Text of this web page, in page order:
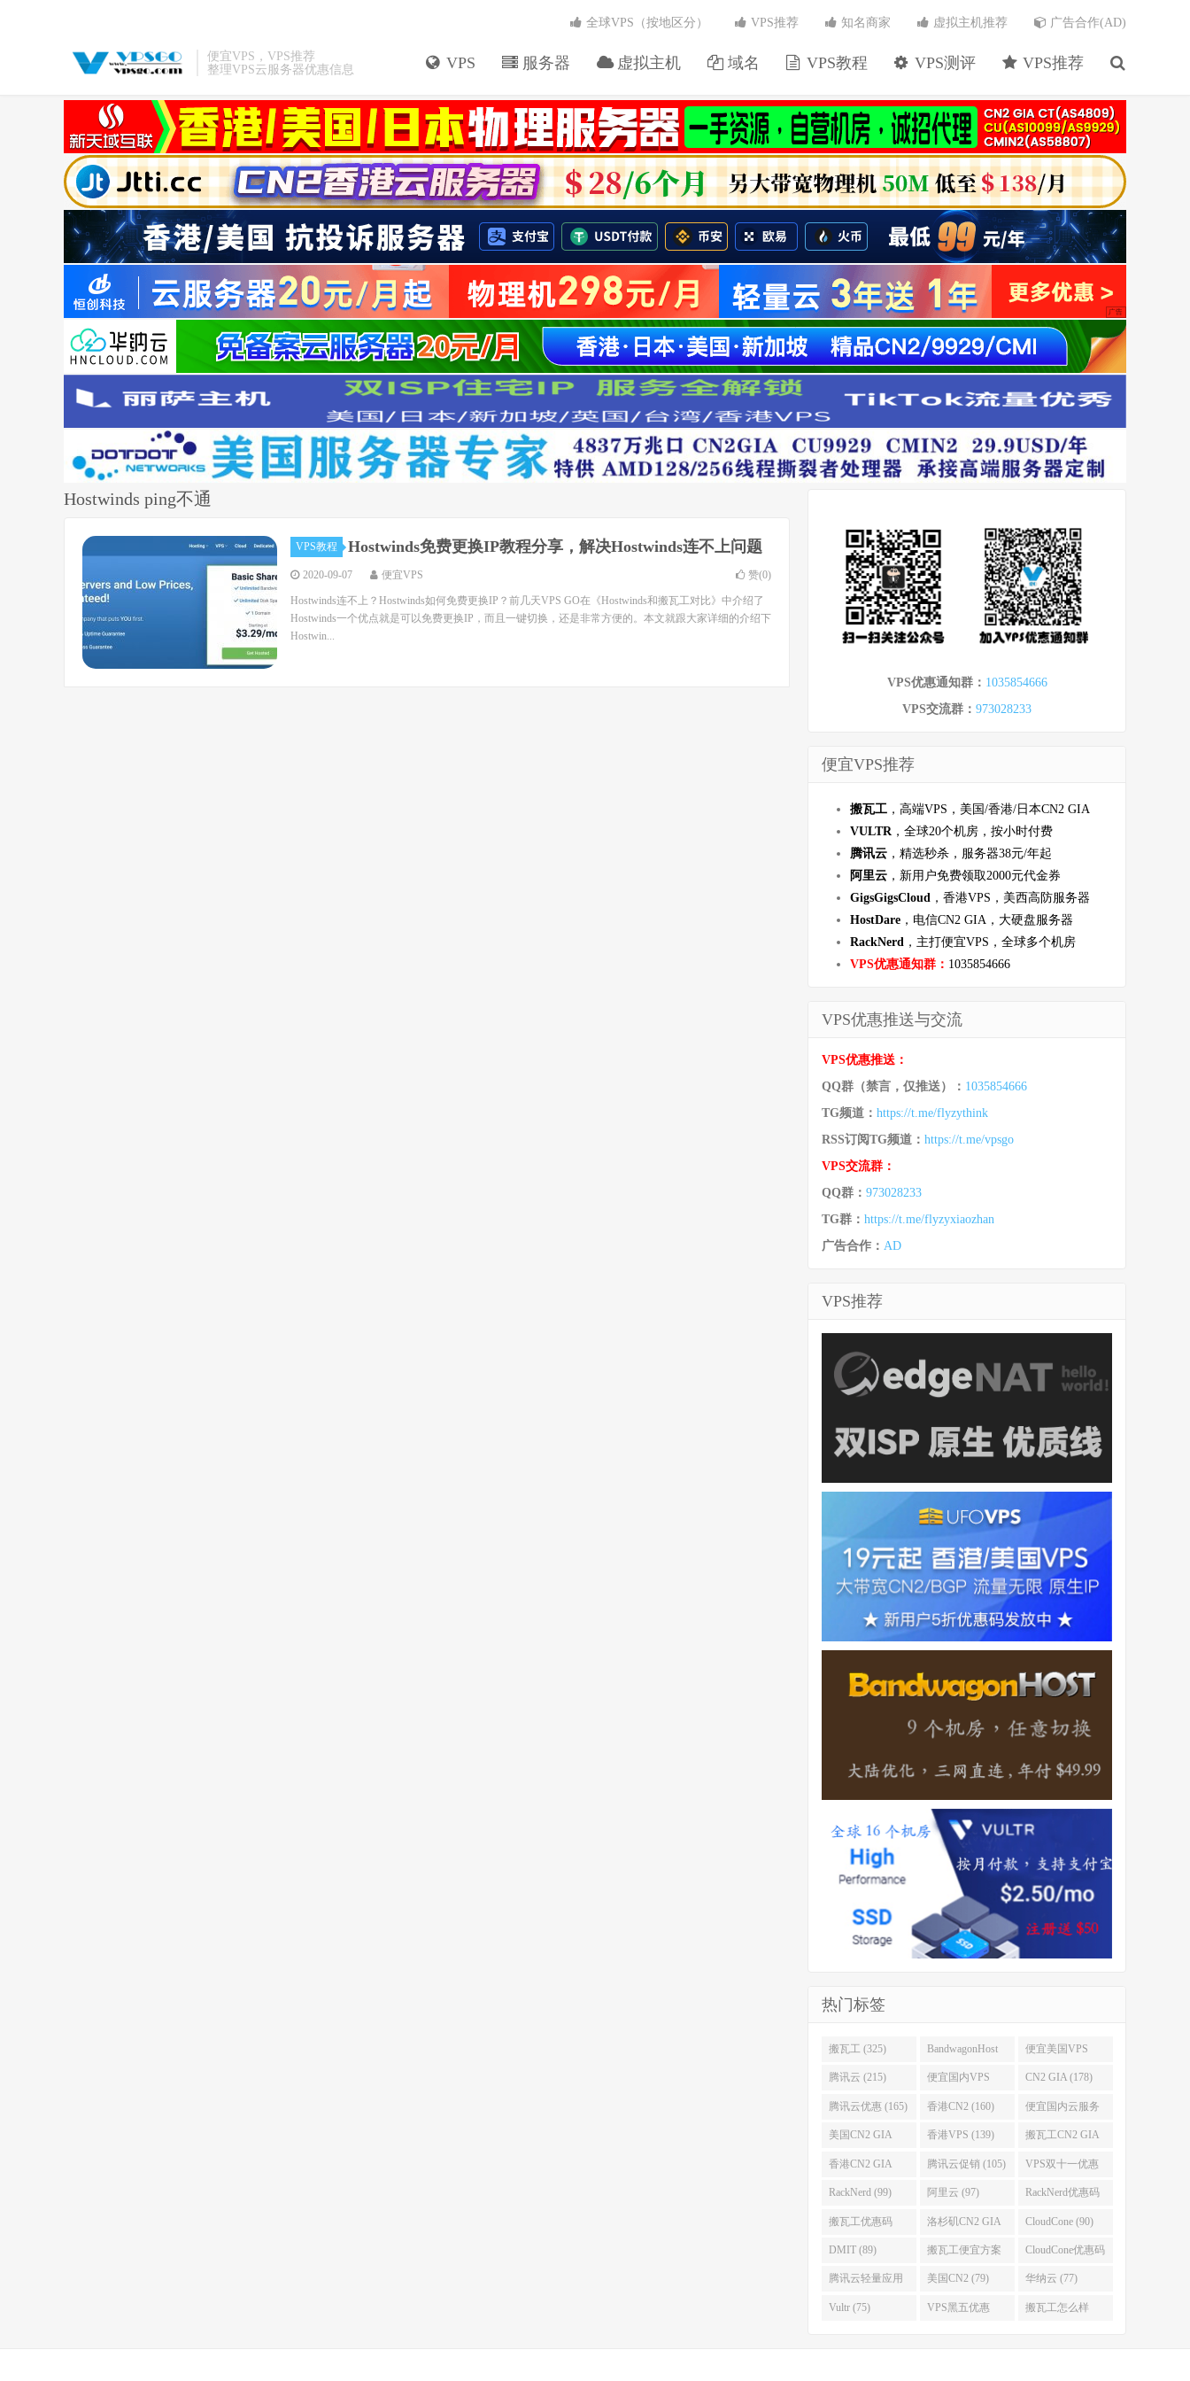
便宜VPS，VPS推荐
整理VPS云服务器优惠信息
VPS 服务器 虚拟主机 域名 VPS教程 VPS测评 VPS推荐
全球VPS（按地区分） VPS推荐 知名商家 虚拟主机推荐 广告合作(AD)
Hostwinds ping不通
VPS教程 Hostwinds免费更换IP教程分享，解决Hostwinds连不上问题
2020-09-07 便宜VPS 赞(0)
Hostwinds连不上？Hostwinds如何免费更换IP？前几天VPS GO在《Hostwinds和搬瓦工对比》中介绍了
Hostwinds一个优点就是可以免费更换IP，而且一键切换，还是非常方便的。本文就跟大家详细的介绍下
Hostwin...
VPS优惠通知群： 1035854666
VPS交流群： 973028233
便宜VPS推荐
搬瓦工 ，高端VPS，美国/香港/日本CN2 GIA
VULTR ，全球20个机房，按小时付费
腾讯云 ，精选秒杀，服务器38元/年起
阿里云 ，新用户免费领取2000元代金券
GigsGigsCloud ，香港VPS，美西高防服务器
HostDare ，电信CN2 GIA，大硬盘服务器
RackNerd ，主打便宜VPS，全球多个机房
VPS优惠通知群： 1035854666
VPS优惠推送与交流
VPS优惠推送：
QQ群（禁言，仅推送）： 1035854666
TG频道： https://t.me/flyzythink
RSS订阅TG频道： https://t.me/vpsgo
VPS交流群：
QQ群： 973028233
TG群： https://t.me/flyzyxiaozhan
广告合作： AD
VPS推荐
热门标签
搬瓦工 (325) BandwagonHost
(223)
便宜美国VPS
(222)
腾讯云 (215) 便宜国内VPS
(184)
CN2 GIA (178)
腾讯云优惠 (165) 香港CN2 (160) 便宜国内云服务
器 (152)
美国CN2 GIA
(141)
香港VPS (139) 搬瓦工CN2 GIA
(118)
香港CN2 GIA
(111)
腾讯云促销 (105) VPS双十一优惠
(102)
RackNerd (99) 阿里云 (97) RackNerd优惠码
(93)
搬瓦工优惠码
(92)
洛杉矶CN2 GIA
(92)
CloudCone (90)
DMIT (89) 搬瓦工便宜方案
(86)
CloudCone优惠码
(82)
腾讯云轻量应用
服务器 (82)
美国CN2 (79) 华纳云 (77)
Vultr (75) VPS黑五优惠 搬瓦工怎么样